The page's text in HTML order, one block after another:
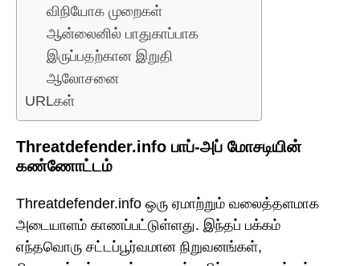
விநியோக முறைகள்
ஆன்லைனில் பாதுகாப்பாக
இருப்பதற்கான இறுதி
ஆலோசனை
URLகள்
Threatdefender.info பாப்-அப் மோசடியின்
கண்ணோட்டம்
Threatdefender.info ஒரு ஏமாற்றும் வலைத்தளமாக
அடையாளம் காணப்பட்டுள்ளது. இந்தப் பக்கம்
எந்தவொரு சட்டப்பூர்வமான நிறுவனங்கள்,